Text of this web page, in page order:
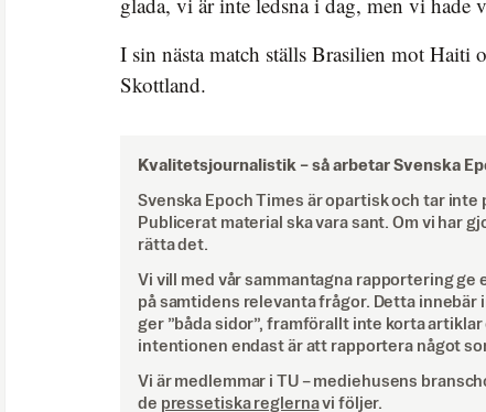
I sin nästa match ställs Brasilien mot Haiti
Skottland.
Kvalitetsjournalistik – så arbetar Svenska
Svenska Epoch Times är opartisk och tar
Publicerat material ska vara sant. Om vi har
rätta det.
Vi vill med vår sammantagna rapportering
på samtidens relevanta frågor. Detta innebär
ger ”båda sidor”, framförallt inte korta
intentionen endast är att rapportera något
Vi är medlemmar i TU – mediehusens
de pressetiska reglernavi följer.